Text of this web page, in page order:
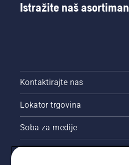
Istražite naš asortiman
Kontaktirajte nas
Lokator trgovina
Soba za medije
Akcije